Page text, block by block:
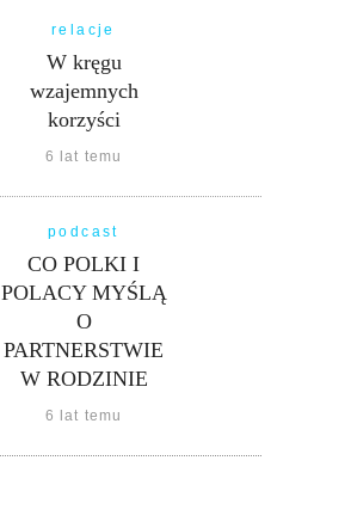
relacje
W kręgu
wzajemnych
korzyści
6 lat temu
podcast
CO POLKI I
POLACY MYŚLĄ
O
PARTNERSTWIE
W RODZINIE
6 lat temu